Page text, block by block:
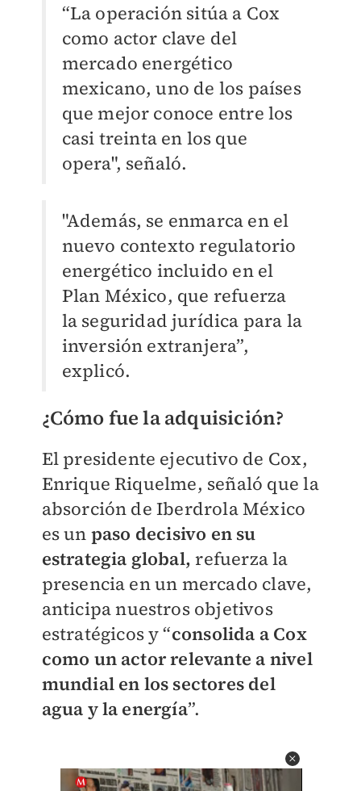
“La operación sitúa a Cox
como actor clave del
mercado energético
mexicano, uno de los países
que mejor conoce entre los
casi treinta en los que
opera", señaló.
"Además, se enmarca en el
nuevo contexto regulatorio
energético incluido en el
Plan México, que refuerza
la seguridad jurídica para la
inversión extranjera”,
explicó.
¿Cómo fue la adquisición?
El presidente ejecutivo de Cox,
Enrique Riquelme, señaló que la
absorción de Iberdrola México
es un paso decisivo en su
estrategia global, refuerza la
presencia en un mercado clave,
anticipa nuestros objetivos
estratégicos y “consolida a Cox
como un actor relevante a nivel
mundial en los sectores del
agua y la energía”.